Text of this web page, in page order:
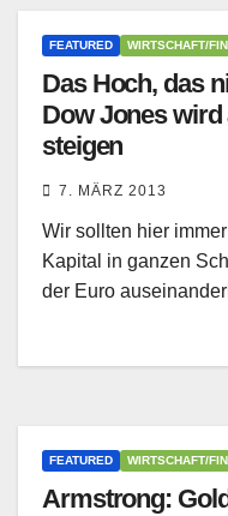
FEATURED WIRTSCHAFT/
Das Hoch, das
Dow Jones wird
steigen
7. MÄRZ 2013
Wir sollten hier
Kapital in ganzen
der Euro
FEATURED WIRTSCHAFT/
Armstrong: